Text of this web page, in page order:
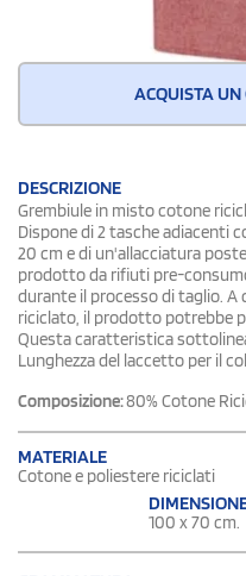
ACQUISTA
DESCRIZIONE
Grembiule in misto cotone
Dispone di 2 tasche adiacenti
20 cm e di un'allacciatura
prodotto da rifiuti pre-
durante il processo di taglio. A
riciclato, il prodotto potrebbe
Questa caratteristica
Lunghezza del laccetto per il
Composizione:80% Cotone
MATERIALE
Cotone e poliestere riciclati
100 x 70 cm.